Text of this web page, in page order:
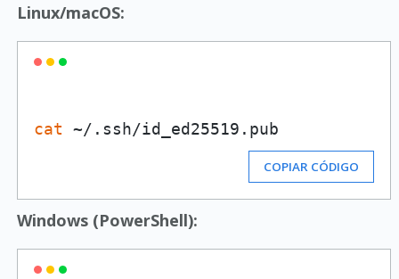
Linux/macOS:
cat
COPIAR CÓDIGO
Windows (PowerShell):